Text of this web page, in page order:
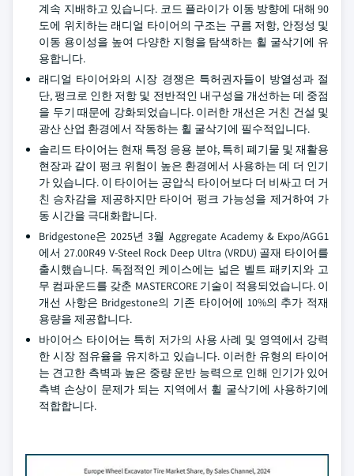
계속 지배하고 있습니다. 코드 플라이가 이동 방향에 대해 90
도에 위치하는 래디얼 타이어의 구조는 구름 저항, 안정성 및
이동 용이성을 높여 다양한 지형을 탐색하는 휠 굴삭기에 유
용합니다.
래디얼 타이어와의 시장 경쟁은 특허권자들이 방열성과 절
단, 펑크로 인한 저항 및 전반적인 내구성을 개선하는 데 중점
을 두기 때문에 강화되었습니다. 이러한 개선은 거친 건설 및
광산 산업 환경에서 작동하는 휠 굴삭기에 필수적입니다.
솔리드 타이어는 현재 특정 응용 분야, 특히 폐기물 및 재활용
현장과 같이 펑크 위험이 높은 환경에서 사용하는 데 더 인기
가 있습니다. 이 타이어는 공압식 타이어보다 더 비싸고 더 거
친 승차감을 제공하지만 타이어 펑크 가능성을 제거하여 가
동 시간을 극대화합니다.
Bridgestone은 2025년 3월 Aggregate Academy & Expo/AGG1
에서 27.00R49 V-Steel Rock Deep Ultra (VRDU) 골재 타이어를
출시했습니다. 독점적인 케이스에는 넓은 벨트 패키지와 고
무 컴파운드를 갖춘 MASTERCORE 기술이 적용되었습니다. 이
개선 사항은 Bridgestone의 기존 타이어에 10%의 추가 적재
용량을 제공합니다.
바이어스 타이어는 특히 저가의 사용 사례 및 영역에서 강력
한 시장 점유율을 유지하고 있습니다. 이러한 유형의 타이어
는 견고한 측벽과 높은 중량 운반 능력으로 인해 인기가 있어
측벽 손상이 문제가 되는 지역에서 휠 굴삭기에 사용하기에
적합합니다.